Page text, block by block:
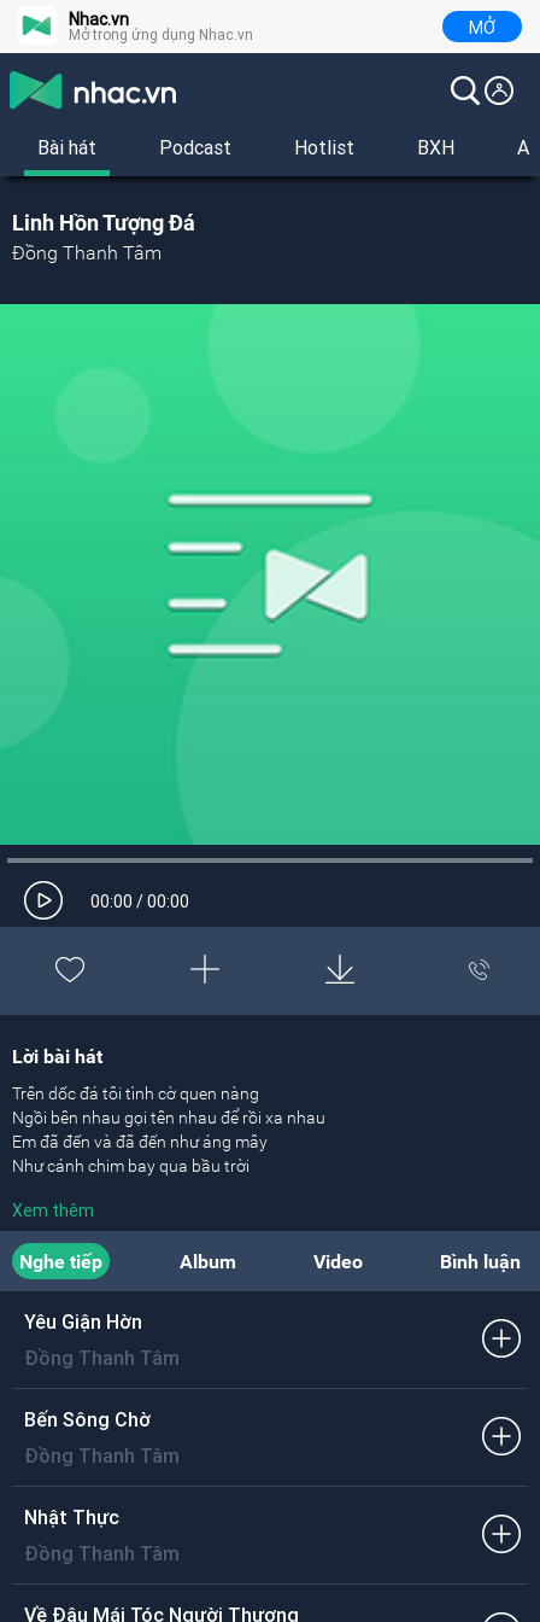
Nhac.vn
Mở trong ứng dụng Nhac.vn MỞ
Bài hát Podcast Hotlist BXH
Linh Hồn Tượng Đá
Đồng Thanh Tâm
00:00 /00:00
Lời bài hát
Trên dốc đá tôi tình cờ quen nàng
Ngồi bên nhau gọi tên nhau để rồi xa nhau
Em đã đến và đã đến như áng mây
Như cánh chim bay qua bầu trời
Kề tai em bằng con tim một người yêu em
Tan vỡ mau nên tôi nghẹn lời
Nên cuộc đời trọn phận lẻ loi.
Nào được bao nhiêu
Mà khi rời gót lòng đầy cô liêu
Nên xa em rồi tôi nhớ em nhiều.
Thà đừng quen nhau
Đừng cho hình bóng, đừng nhình nhau lâu
Xem thêm
Nghe tiếp Album Video Bình luận
Yêu Giận Hờn
Đồng Thanh Tâm
Bến Sông Chờ
Đồng Thanh Tâm
Nhật Thực
Đồng Thanh Tâm
Về Đâu Mái Tóc Người Thương